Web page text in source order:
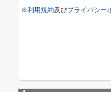
※利用規約及びプライバシー